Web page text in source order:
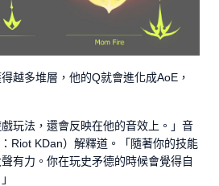
越多堆層，他的Q就會進化成AoE，
戲玩法，還會反映在他的音效上。」音
Riot KDan）解釋道。「隨著你的技能
有力。你在玩史矛德的時候會覺得自